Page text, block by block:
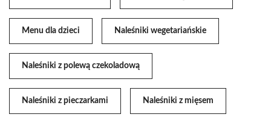
Menu dla dzieci Naleśniki wegetariańskie
Naleśniki z polewą czekoladową
Naleśniki z pieczarkami Naleśniki z mięsem